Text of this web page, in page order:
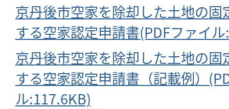
京丹後市空家を除却した土地の
する空家認定申請書(PDFファイ
京丹後市空家を除却した土地の
する空家認定申請書（記載例）
ル:117.6KB)